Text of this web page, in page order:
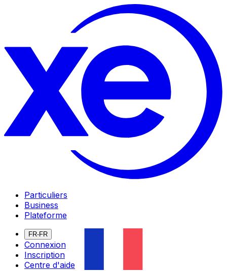
Particuliers
Business
Plateforme
FR-FR
Connexion
Inscription
Centre d'aide